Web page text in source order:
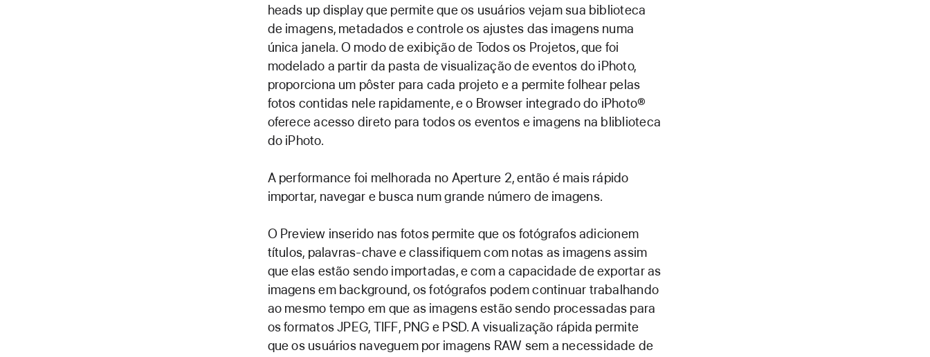
heads up display que permite que os usuários vejam sua biblioteca
de imagens, metadados e controle os ajustes das imagens numa
única janela. O modo de exibição de Todos os Projetos, que foi
modelado a partir da pasta de visualização de eventos do iPhoto,
proporciona um pôster para cada projeto e a permite folhear pelas
fotos contidas nele rapidamente, e o Browser integrado do iPhoto®
oferece acesso direto para todos os eventos e imagens na bliblioteca
do iPhoto.
A performance foi melhorada no Aperture 2, então é mais rápido
importar, navegar e busca num grande número de imagens.
O Preview inserido nas fotos permite que os fotógrafos adicionem
títulos, palavras-chave e classifiquem com notas as imagens assim
que elas estão sendo importadas, e com a capacidade de exportar as
imagens em background, os fotógrafos podem continuar trabalhando
ao mesmo tempo em que as imagens estão sendo processadas para
os formatos JPEG, TIFF, PNG e PSD. A visualização rápida permite
que os usuários naveguem por imagens RAW sem a necessidade de